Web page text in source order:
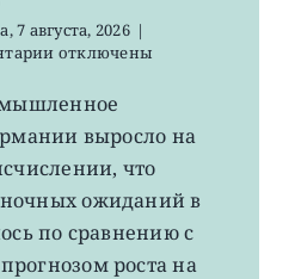
7 августа, 2026 |
к
EWG:
рост
промпроизводства
Германии
до
0,2%
отключены
выросло на
что
ожиданий в
по сравнению с
роста на